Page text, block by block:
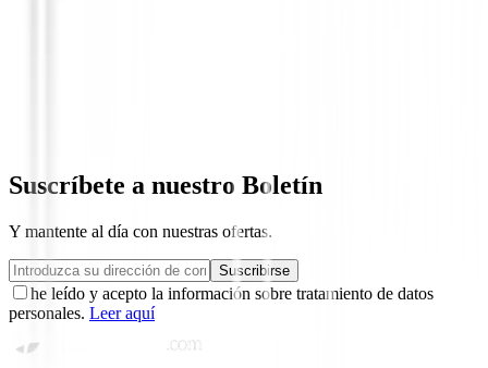
Suscríbete a nuestro Boletín
Y mantente al día con nuestras ofertas.
Suscribirse
he leído y acepto la información sobre tratamiento de datos
personales. Leer aquí